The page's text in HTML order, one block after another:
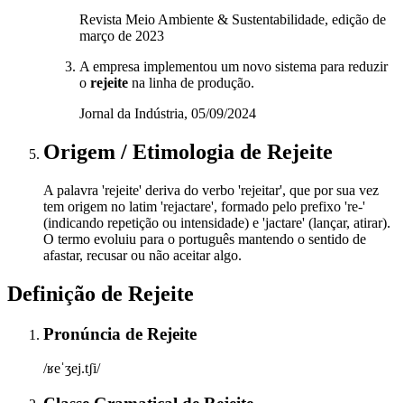
Revista Meio Ambiente & Sustentabilidade, edição de
março de 2023
A empresa implementou um novo sistema para reduzir
o rejeite na linha de produção.
Jornal da Indústria, 05/09/2024
Origem / Etimologia de Rejeite
A palavra 'rejeite' deriva do verbo 'rejeitar', que por sua vez
tem origem no latim 'rejactare', formado pelo prefixo 're-'
(indicando repetição ou intensidade) e 'jactare' (lançar, atirar).
O termo evoluiu para o português mantendo o sentido de
afastar, recusar ou não aceitar algo.
Definição de Rejeite
Pronúncia de Rejeite
/ʁeˈʒej.tʃi/